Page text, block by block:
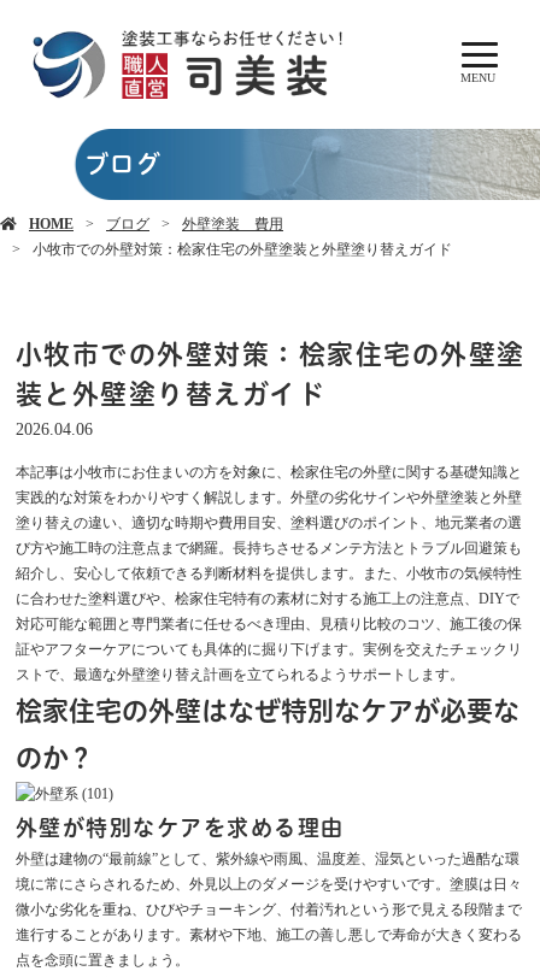
MENU
ブログ
HOME ブログ
外壁塗装 費用
小牧市での外壁対策：桧家住宅の外壁塗装と外壁塗り替えガイド
小牧市での外壁対策：桧家住宅の外壁塗
装と外壁塗り替えガイド
2026.04.06
本記事は小牧市にお住まいの方を対象に、桧家住宅の外壁に関する基礎知識と
実践的な対策をわかりやすく解説します。外壁の劣化サインや外壁塗装と外壁
塗り替えの違い、適切な時期や費用目安、塗料選びのポイント、地元業者の選
び方や施工時の注意点まで網羅。長持ちさせるメンテ方法とトラブル回避策も
紹介し、安心して依頼できる判断材料を提供します。また、小牧市の気候特性
に合わせた塗料選びや、桧家住宅特有の素材に対する施工上の注意点、DIYで
対応可能な範囲と専門業者に任せるべき理由、見積り比較のコツ、施工後の保
証やアフターケアについても具体的に掘り下げます。実例を交えたチェックリ
ストで、最適な外壁塗り替え計画を立てられるようサポートします。
桧家住宅の外壁はなぜ特別なケアが必要な
のか？
外壁が特別なケアを求める理由
外壁は建物の“最前線”として、紫外線や雨風、温度差、湿気といった過酷な環
境に常にさらされるため、外見以上のダメージを受けやすいです。塗膜は日々
微小な劣化を重ね、ひびやチョーキング、付着汚れという形で見える段階まで
進行することがあります。素材や下地、施工の善し悪しで寿命が大きく変わる
点を念頭に置きましょう。